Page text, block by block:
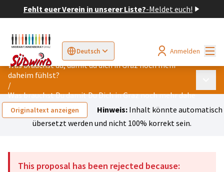
Fehlt euer Verein in unserer Liste?-Meldet euch!
Deutsch
Sprache wählen Choose languageElegir el idioma
Anmelden
Was brauchst du, damit du dich in Graz noch mehr
daheim fühlst?
/
Was brauchst Du damit Du Dich in Graz noch mehr daheim
Originaltext anzeigen Hinweis:Inhalt könnte automatisch
übersetzt werden und nicht 100% korrekt sein.
This proposal has been rejected because: